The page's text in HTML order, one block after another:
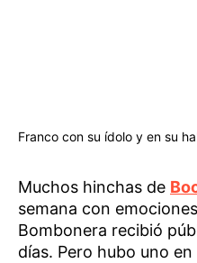
Franco con su ídolo y en su
Muchos hinchas de
semana con
Bombonera recibió
días. Pero hubo uno